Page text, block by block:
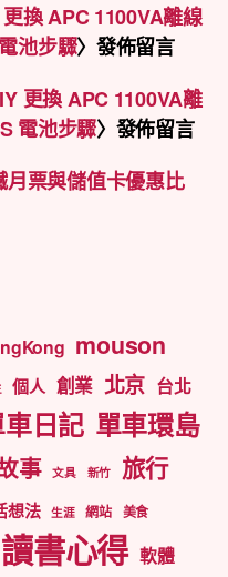
換 APC 1100VA離線
池步驟〉發佈留言
更換 APC 1100VA離
電池步驟〉發佈留言
票與儲值卡優惠比
mouson
個人 創業 北京 台北
日記 單車環島
事 文具 新竹 旅行
想法 生涯 網站 美食
讀書心得 軟體